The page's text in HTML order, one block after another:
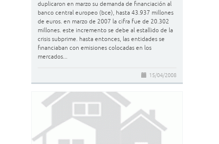
duplicaron en marzo su demanda de financiación al
banco central europeo (bce), hasta 43.937 millones
de euros. en marzo de 2007 la cifra fue de 20.302
millones. este incremento se debe al estallido de la
crisis subprime. hasta entonces, las entidades se
financiaban con emisiones colocadas en los
mercados...
15/04/2008